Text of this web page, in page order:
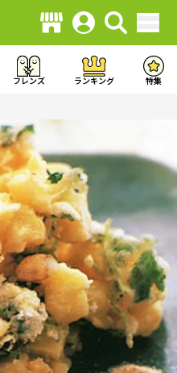
フレンズ ランキング 特集